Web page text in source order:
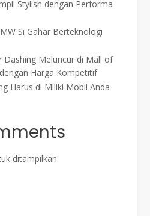
Stylish dengan Performa
Si Gahar Berteknologi
Dashing Meluncur di Mall of
Harga Kompetitif
Harus di Miliki Mobil Anda
ditampilkan.